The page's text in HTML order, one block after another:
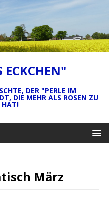
ECKCHEN"
DER "PERLE IM
DIE MEHR ALS ROSEN ZU
HAT!
März